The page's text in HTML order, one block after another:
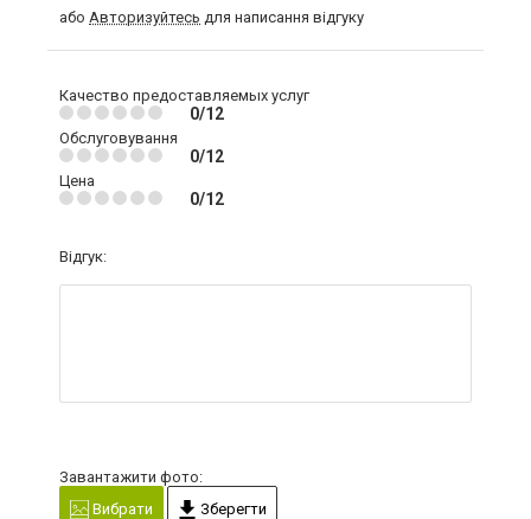
або Авторизуйтесь для написання відгуку
Качество предоставляемых услуг
0/12
Обслуговування
0/12
Цена
0/12
Відгук:
Завантажити фото:
Вибрати
Зберегти